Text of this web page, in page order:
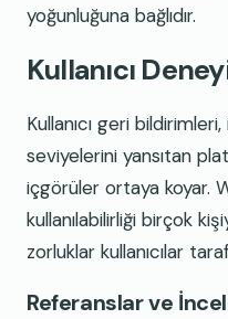
yoğunluğuna bağlıdır.
Kullanıcı
Kullanıcı geri
seviyelerini yansıtan
içgörüler ortaya koyar.
kullanılabilirliği birçok
zorluklar kullanıcılar
Referanslar ve